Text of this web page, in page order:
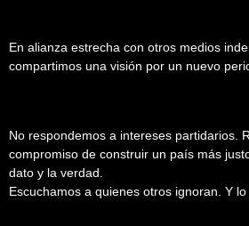
En alianza estrecha con otros medios
compartimos una visión por un nuevo
No respondemos a intereses partidarios.
compromiso de construir un país más
dato y la verdad.
Escuchamos a quienes otros ignoran. Y lo